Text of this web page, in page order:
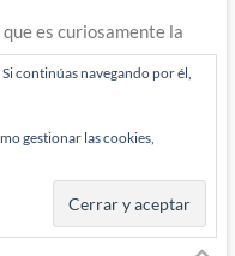
es curiosamente la
las plumas al viejo
que, si Kraven va al
Rajah? Protectora de
que no pongan al tigre
continúas navegando por él,
gestionar las cookies,